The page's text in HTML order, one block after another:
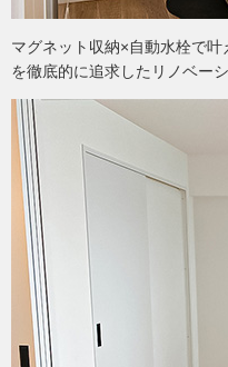
マグネット収納×自動水栓で
を徹底的に追求したリノベーシ